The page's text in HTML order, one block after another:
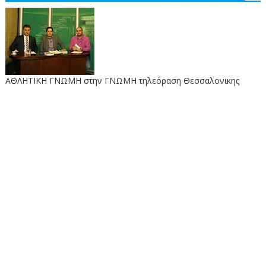
ΑΘΛΗΤΙΚΗ ΓΝΩΜΗ στην ΓΝΩΜΗ τηλεόραση Θεσσαλονικης